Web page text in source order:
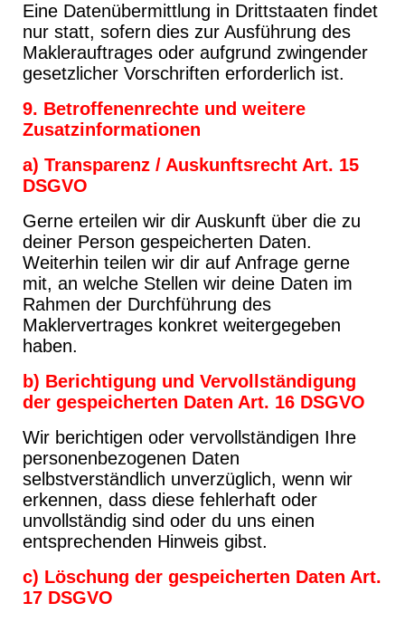
Eine Datenübermittlung in Drittstaaten findet
nur statt, sofern dies zur Ausführung des
Maklerauftrages oder aufgrund zwingender
gesetzlicher Vorschriften erforderlich ist.
9. Betroffenenrechte und weitere
Zusatzinformationen
a) Transparenz / Auskunftsrecht Art. 15
DSGVO
Gerne erteilen wir dir Auskunft über die zu
deiner Person gespeicherten Daten.
Weiterhin teilen wir dir auf Anfrage gerne
mit, an welche Stellen wir deine Daten im
Rahmen der Durchführung des
Maklervertrages konkret weitergegeben
haben.
b) Berichtigung und Vervollständigung
der gespeicherten Daten Art. 16 DSGVO
Wir berichtigen oder vervollständigen Ihre
personenbezogenen Daten
selbstverständlich unverzüglich, wenn wir
erkennen, dass diese fehlerhaft oder
unvollständig sind oder du uns einen
entsprechenden Hinweis gibst.
c) Löschung der gespeicherten Daten Art.
17 DSGVO